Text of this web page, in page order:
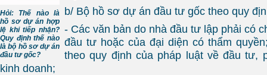
Hỏi: Thế nào là
hồ sơ dự án hợp
lệ khi tiếp nhận?
Quy định thế nào
là bộ hồ sơ dự án
đầu tư gốc?
b/ Bộ hồ sơ dự án đầu tư gốc theo quy
- Các văn bản do nhà đầu tư lập phải có
đầu tư hoặc của đại diện có thẩm
theo quy định của pháp luật về đầu tư,
kinh doanh;